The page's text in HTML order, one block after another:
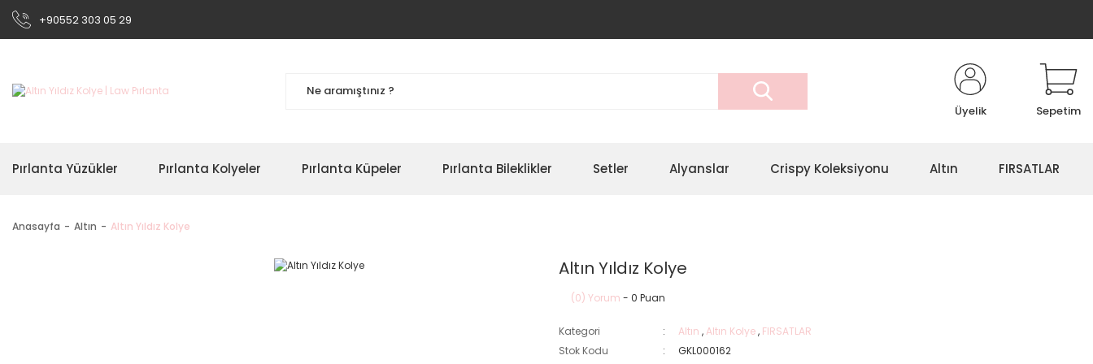
+90552 303 05 29
Üyelik Sepetim
Pırlanta Yüzükler Pırlanta Kolyeler Pırlanta Küpeler Pırlanta Bileklikler Setler Alyanslar Crispy Koleksiyonu Altın FIRSATLAR
Anasayfa Altın Altın Yıldız Kolye
Altın Yıldız Kolye
(0) Yorum - 0 Puan
Kategori Altın ,Altın Kolye, FIRSATLAR
Stok Kodu
GKL000162